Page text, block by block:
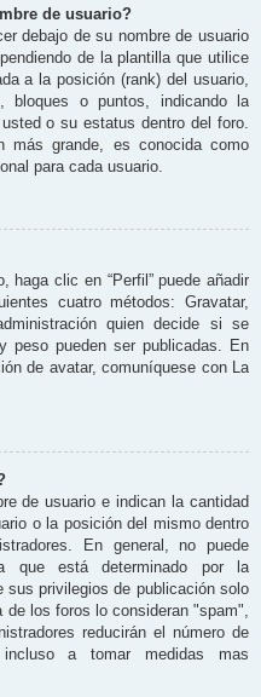
de usuario?
debajo de su nombre de usuario
de la plantilla que utilice
a la posición (rank) del usuario,
bloques o puntos, indicando la
o su estatus dentro del foro.
más grande, es conocida como
para cada usuario.
haga clic en “Perfil” puede añadir
cuatro métodos: Gravatar,
quien decide si se
peso pueden ser publicadas. En
de avatar, comuníquese con La
de usuario e indican la cantidad
o la posición del mismo dentro
En general, no puede
que está determinado por la
sus privilegios de publicación solo
de los foros lo consideran "spam",
reducirán el número de
incluso a tomar medidas mas